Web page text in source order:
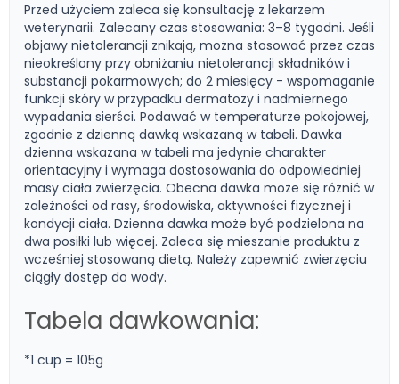
Przed użyciem zaleca się konsultację z lekarzem
weterynarii. Zalecany czas stosowania: 3–8 tygodni. Jeśli
objawy nietolerancji znikają, można stosować przez czas
nieokreślony przy obniżaniu nietolerancji składników i
substancji pokarmowych; do 2 miesięcy - wspomaganie
funkcji skóry w przypadku dermatozy i nadmiernego
wypadania sierści. Podawać w temperaturze pokojowej,
zgodnie z dzienną dawką wskazaną w tabeli. Dawka
dzienna wskazana w tabeli ma jedynie charakter
orientacyjny i wymaga dostosowania do odpowiedniej
masy ciała zwierzęcia. Obecna dawka może się różnić w
zależności od rasy, środowiska, aktywności fizycznej i
kondycji ciała. Dzienna dawka może być podzielona na
dwa posiłki lub więcej. Zaleca się mieszanie produktu z
wcześniej stosowaną dietą. Należy zapewnić zwierzęciu
ciągły dostęp do wody.
Tabela dawkowania:
*1 cup = 105g